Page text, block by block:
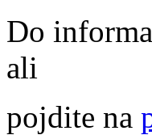
Do
ali
pojdite na